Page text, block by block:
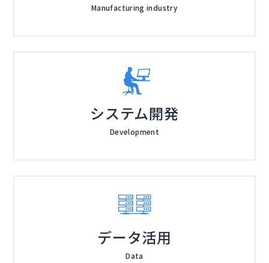
Manufacturing industry
システム開発
Development
データ活用
Data